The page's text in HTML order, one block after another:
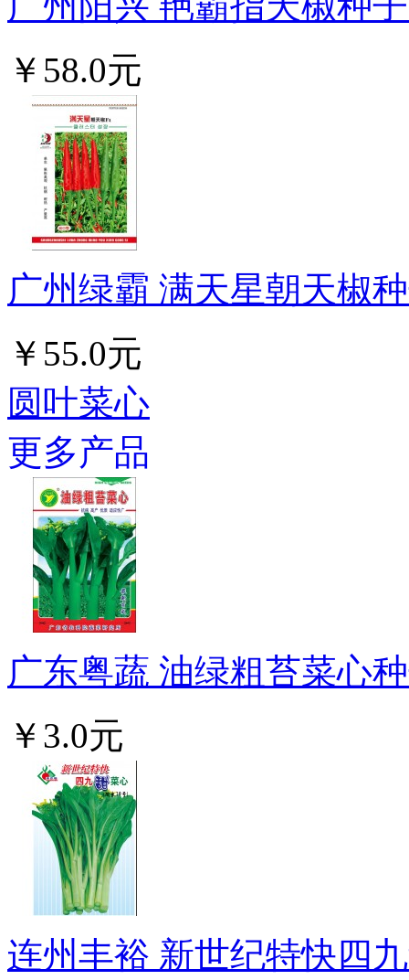
￥58.0元
广州绿霸 满天星朝天椒
￥55.0元
圆叶菜心
更多产品
广东粤蔬 油绿粗苔菜心
￥3.0元
连州丰裕 新世纪特快四